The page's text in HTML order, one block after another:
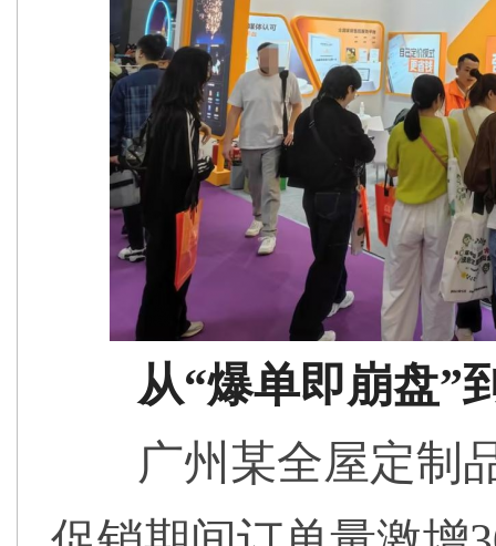
从“爆单即崩盘”
广州某全屋定制